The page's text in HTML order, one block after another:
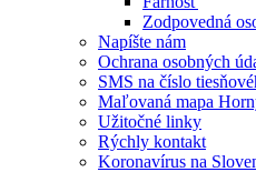
Zodpovedná
Napíšte nám
Ochrana osobných
SMS na číslo
Maľovaná mapa
Užitočné linky
Rýchly kontakt
Koronavírus na